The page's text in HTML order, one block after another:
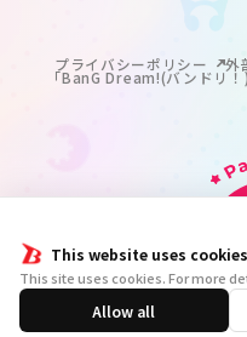
This website uses cookies
This site uses cookies. For more
Allow all
プライバシーポリシー 外
｢BanG Dream!(バンドリ
掲載の記事・写真・イ
無断複写
©